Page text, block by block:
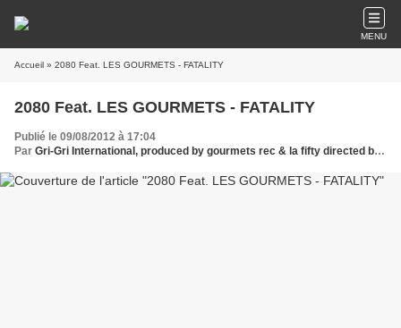
MENU
Accueil » 2080 Feat. LES GOURMETS - FATALITY
2080 Feat. LES GOURMETS - FATALITY
Publié le 09/08/2012 à 17:04
Par Gri-Gri International, produced by gourmets rec & la fifty directed by jac & johan, Ma solange